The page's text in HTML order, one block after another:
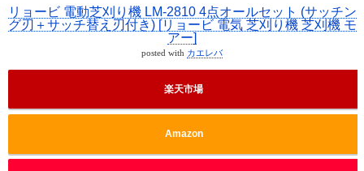
リョービ 電動芝刈り機 LM-2810 4点オールセット (サッチン
グ刃＋サッチ替え刃付き) [リョービ 電気 芝刈り機 芝刈機 モ
アー]
posted with カエレバ
楽天市場
Amazon